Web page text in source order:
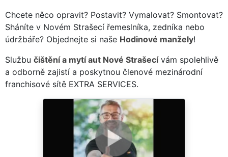
Chcete něco opravit? Postavit? Vymalovat? Smontovat?
Sháníte v Novém Strašecí řemeslníka, zedníka nebo
údržbáře? Objednejte si naše Hodinové manžely!
Službu čištění a mytí aut Nové Strašecívám spolehlivě
a odborně zajistí a poskytnou členové mezinárodní
franchisové sítě EXTRA SERVICES.